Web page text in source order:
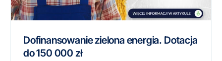
Dofinansowanie zielona energia. Dotacja
do 150 000 zł